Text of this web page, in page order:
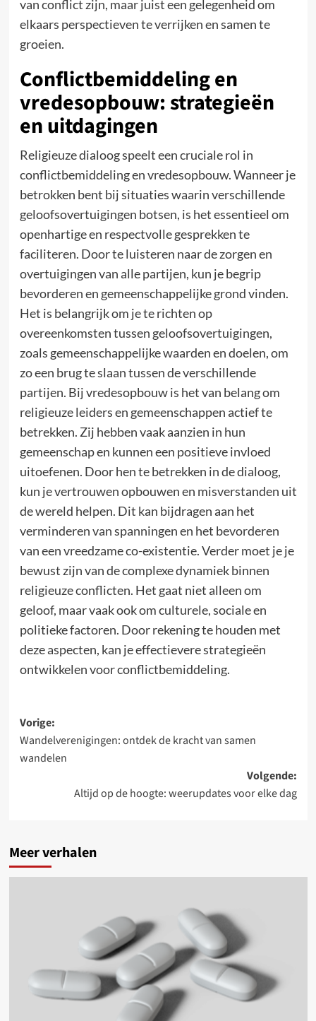
van conflict zijn, maar juist een gelegenheid om
elkaars perspectieven te verrijken en samen te
groeien.
Conflictbemiddeling en
vredesopbouw: strategieën
en uitdagingen
Religieuze dialoog speelt een cruciale rol in
conflictbemiddeling en vredesopbouw. Wanneer je
betrokken bent bij situaties waarin verschillende
geloofsovertuigingen botsen, is het essentieel om
openhartige en respectvolle gesprekken te
faciliteren. Door te luisteren naar de zorgen en
overtuigingen van alle partijen, kun je begrip
bevorderen en gemeenschappelijke grond vinden.
Het is belangrijk om je te richten op
overeenkomsten tussen geloofsovertuigingen,
zoals gemeenschappelijke waarden en doelen, om
zo een brug te slaan tussen de verschillende
partijen. Bij vredesopbouw is het van belang om
religieuze leiders en gemeenschappen actief te
betrekken. Zij hebben vaak aanzien in hun
gemeenschap en kunnen een positieve invloed
uitoefenen. Door hen te betrekken in de dialoog,
kun je vertrouwen opbouwen en misverstanden uit
de wereld helpen. Dit kan bijdragen aan het
verminderen van spanningen en het bevorderen
van een vreedzame co-existentie. Verder moet je je
bewust zijn van de complexe dynamiek binnen
religieuze conflicten. Het gaat niet alleen om
geloof, maar vaak ook om culturele, sociale en
politieke factoren. Door rekening te houden met
deze aspecten, kan je effectievere strategieën
ontwikkelen voor conflictbemiddeling.
Bericht
navigatie
Vorige:
Wandelverenigingen: ontdek de kracht van samen
wandelen
Volgende:
Altijd op de hoogte: weerupdates voor elke dag
Meer verhalen